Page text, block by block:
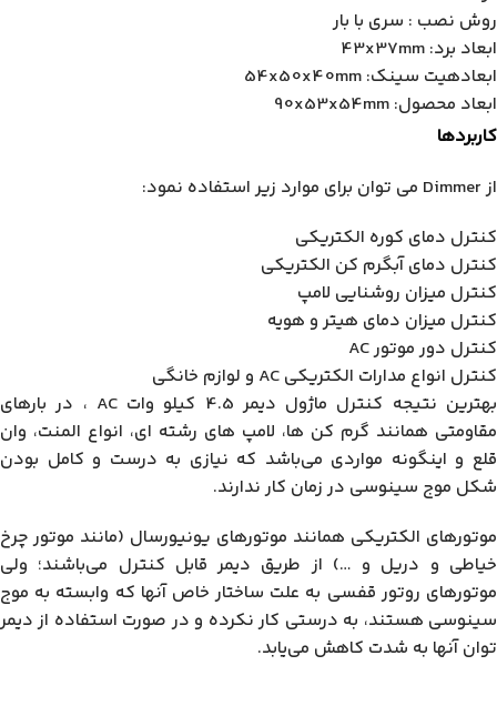
روش نصب : سری با بار
ابعاد برد: 43x37mm
ابعادهیت سینک: 54x50x40mm
ابعاد محصول: 90x53x54mm
کاربردها
از Dimmer می توان برای موارد زیر استفاده نمود:
کنترل دمای کوره الکتریکی
کنترل دمای آبگرم کن الکتریکی
کنترل میزان روشنایی لامپ
کنترل میزان دمای هیتر و هویه
کنترل دور موتور AC
کنترل انواع مدارات الکتریکی AC و لوازم خانگی
بهترین نتیجه کنترل ماژول دیمر 4.5 کیلو وات AC ، در بارهای
مقاومتی همانند گرم کن ها، لامپ های رشته ای، انواع المنت، وان
قلع و اینگونه مواردی می‌باشد که نیازی به درست و کامل بودن
شکل موج سینوسی در زمان کار ندارند.
موتورهای الکتریکی همانند موتورهای یونیورسال (مانند موتور چرخ
خیاطی و دریل و …) از طریق دیمر قابل کنترل می‌باشند؛ ولی
موتورهای روتور قفسی به علت ساختار خاص آنها که وابسته به موج
سینوسی هستند، به درستی کار نکرده و در صورت استفاده از دیمر
توان آنها به شدت کاهش می‌یابد.